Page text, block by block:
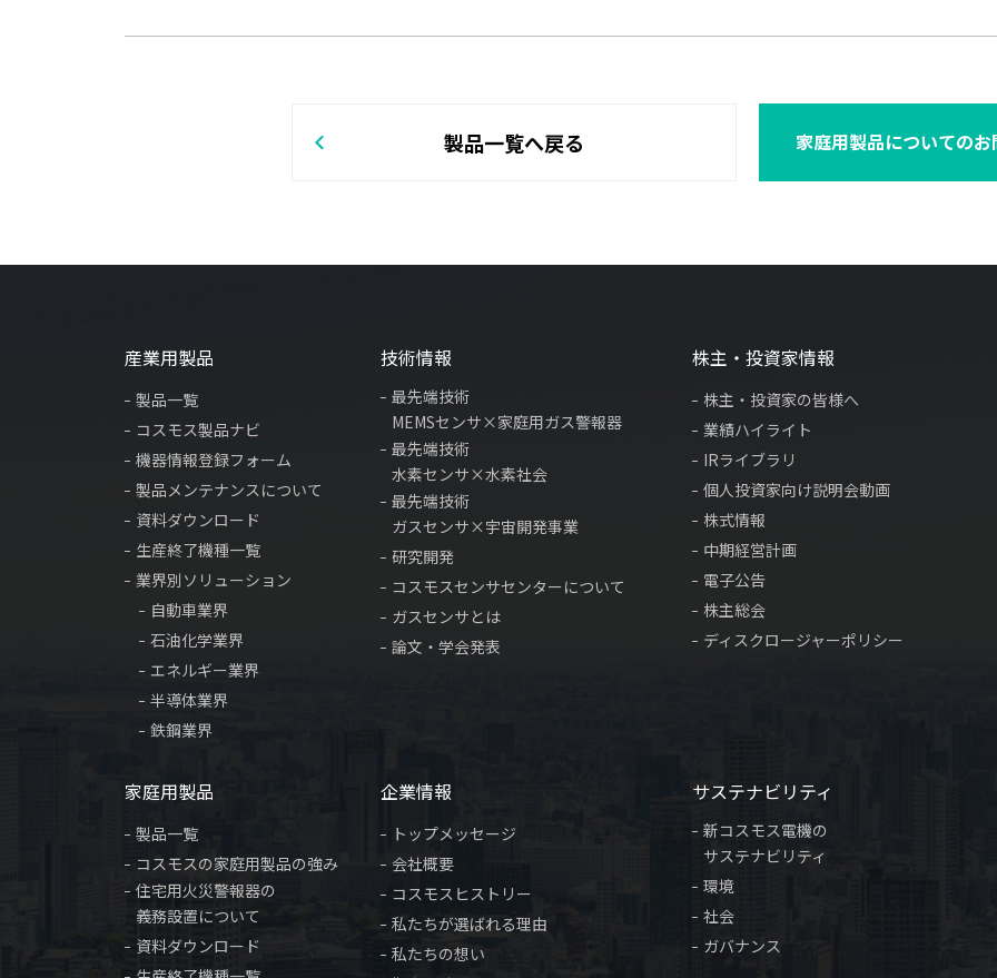
製品一覧へ戻る 家庭用製品についてのお
産業用製品
製品一覧
コスモス製品ナビ
機器情報登録フォーム
製品メンテナンスについて
資料ダウンロード
生産終了機種一覧
業界別ソリューション
自動車業界
石油化学業界
エネルギー業界
半導体業界
鉄鋼業界
家庭用製品
製品一覧
コスモスの家庭用製品の強み
住宅用火災警報器の
義務設置について
資料ダウンロード
技術情報
最先端技術
MEMSセンサ×家庭用ガス警報器
最先端技術
水素センサ×水素社会
最先端技術
ガスセンサ×宇宙開発事業
研究開発
コスモスセンサセンターについて
ガスセンサとは
論文・学会発表
企業情報
トップメッセージ
会社概要
コスモスヒストリー
私たちが選ばれる理由
私たちの想い
株主・投資家情報
株主・投資家の皆様へ
業績ハイライト
IRライブラリ
個人投資家向け説明会動画
株式情報
中期経営計画
電子公告
株主総会
ディスクロージャーポリシー
サステナビリティ
新コスモス電機の
サステナビリティ
環境
社会
ガバナンス